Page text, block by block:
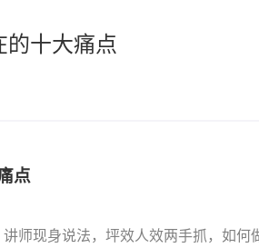
十大痛点
点
师现身说法，坪效人效两手抓，如何